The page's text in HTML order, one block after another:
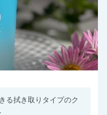
る拭き取りタイプのク